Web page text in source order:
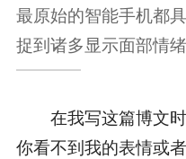
最原始的智能手机都
捉到诸多显示面部情
在我写这篇博文时
你看不到我的表情或